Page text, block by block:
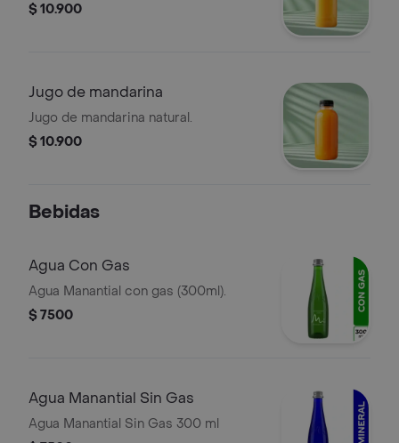
$ 10.900
Jugo de mandarina
Jugo de mandarina natural.
$ 10.900
Bebidas
Agua Con Gas
Agua Manantial con gas (300ml).
$ 7500
Agua Manantial Sin Gas
Agua Manantial Sin Gas 300 ml